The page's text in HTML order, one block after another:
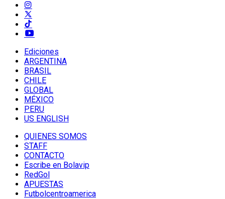
Ediciones
ARGENTINA
BRASIL
CHILE
GLOBAL
MÉXICO
PERU
US ENGLISH
QUIENES SOMOS
STAFF
CONTACTO
Escribe en Bolavip
RedGol
APUESTAS
Futbolcentroamerica